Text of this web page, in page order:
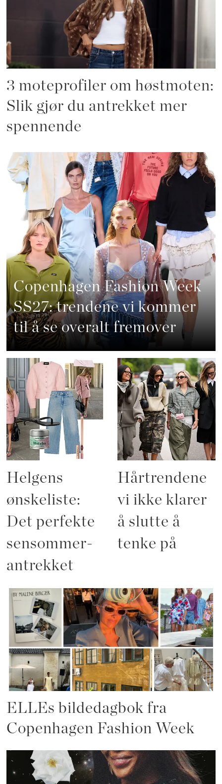
3 moteprofiler om høstmoten:
Slik gjør du antrekket mer
spennende
Copenhagen Fashion Week
SS27: trendene vi kommer
til å se overalt fremover
Helgens
ønskeliste:
Det perfekte
sensommer-
antrekket
Hårtrendene
vi ikke klarer
å slutte å
tenke på
ELLEs bildedagbok fra
Copenhagen Fashion Week